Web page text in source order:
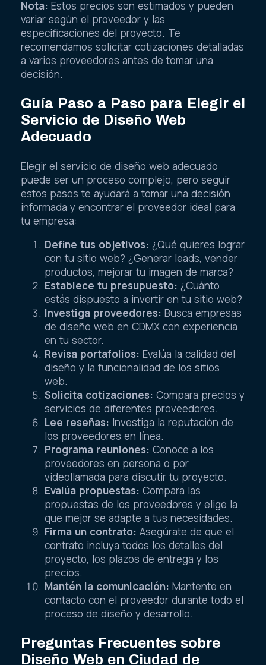
Nota: Estos precios son estimados y pueden
variar según el proveedor y las
especificaciones del proyecto. Te
recomendamos solicitar cotizaciones detalladas
a varios proveedores antes de tomar una
decisión.
Guía Paso a Paso para Elegir el
Servicio de Diseño Web
Adecuado
Elegir el servicio de diseño web adecuado
puede ser un proceso complejo, pero seguir
estos pasos te ayudará a tomar una decisión
informada y encontrar el proveedor ideal para
tu empresa:
Define tus objetivos: ¿Qué quieres lograr
con tu sitio web? ¿Generar leads, vender
productos, mejorar tu imagen de marca?
Establece tu presupuesto: ¿Cuánto
estás dispuesto a invertir en tu sitio web?
Investiga proveedores: Busca empresas
de diseño web en CDMX con experiencia
en tu sector.
Revisa portafolios: Evalúa la calidad del
diseño y la funcionalidad de los sitios
web.
Solicita cotizaciones: Compara precios y
servicios de diferentes proveedores.
Lee reseñas: Investiga la reputación de
los proveedores en línea.
Programa reuniones: Conoce a los
proveedores en persona o por
videollamada para discutir tu proyecto.
Evalúa propuestas: Compara las
propuestas de los proveedores y elige la
que mejor se adapte a tus necesidades.
Firma un contrato: Asegúrate de que el
contrato incluya todos los detalles del
proyecto, los plazos de entrega y los
precios.
Mantén la comunicación: Mantente en
contacto con el proveedor durante todo el
proceso de diseño y desarrollo.
Preguntas Frecuentes sobre
Diseño Web en Ciudad de